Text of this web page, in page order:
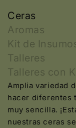
Ceras
Aromas
Kit de
Talleres
Talleres con
Amplia variedad
hacer diferentes
muy sencilla.
nuestras ceras